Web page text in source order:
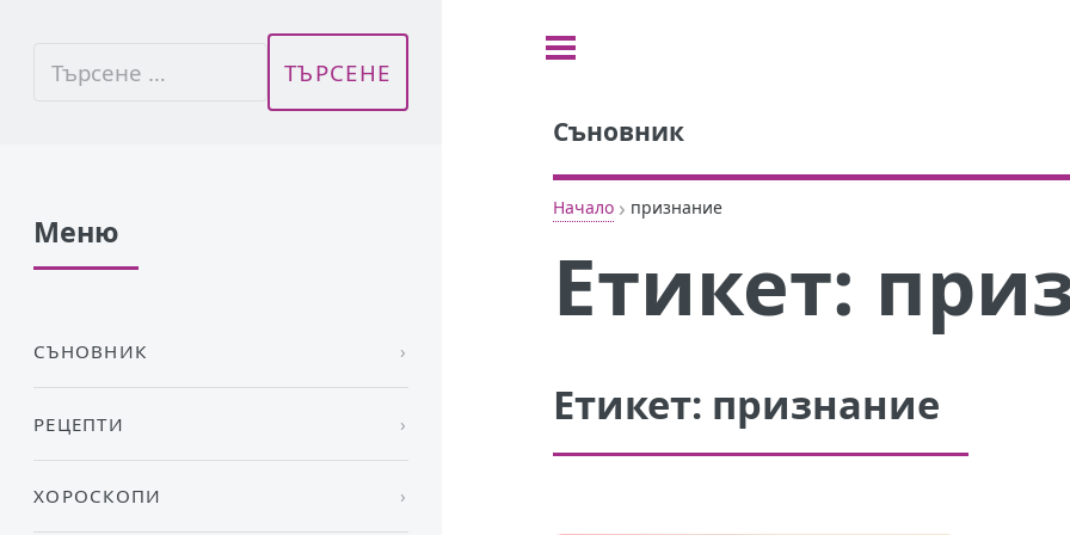
Съновник
Начало › признание
Етикет:
Етикет: признание
Меню
СЪНОВНИК
РЕЦЕПТИ
ХОРОСКОПИ